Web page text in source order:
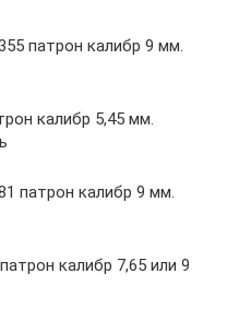
патрон калибр 9 мм.
калибр 5,45 мм.
патрон калибр 9 мм.
калибр 7,65 или 9